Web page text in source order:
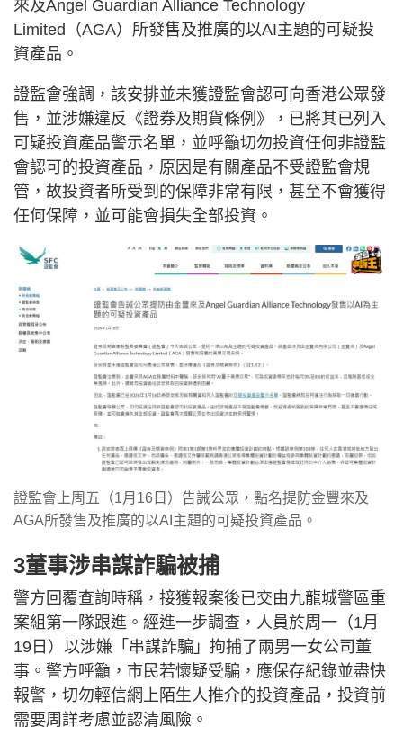
來及Angel Guardian Alliance Technology
Limited（AGA）所發售及推廣的以AI主題的可疑投
資產品。
證監會強調，該安排並未獲證監會認可向香港公眾發
售，並涉嫌違反《證券及期貨條例》，已將其已列入
可疑投資產品警示名單，並呼籲切勿投資任何非證監
會認可的投資產品，原因是有關產品不受證監會規
管，故投資者所受到的保障非常有限，甚至不會獲得
任何保障，並可能會損失全部投資。
證監會上周五（1月16日）告誡公眾，點名提防金豐來及
AGA所發售及推廣的以AI主題的可疑投資產品。
3董事涉串謀詐騙被捕
警方回覆查詢時稱，接獲報案後已交由九龍城警區重
案組第一隊跟進。經進一步調查，人員於周一（1月
19日）以涉嫌「串謀詐騙」拘捕了兩男一女公司董
事。警方呼籲，市民若懷疑受騙，應保存紀錄並盡快
報警，切勿輕信網上陌生人推介的投資產品，投資前
需要周詳考慮並認清風險。